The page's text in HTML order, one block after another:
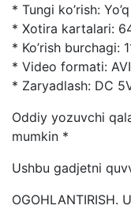
* Tungi ko’rish: Yo’q
* Xotira kartalari:
* Ko’rish burchagi:
* Video formati: AVI
* Zaryadlash: DC
Oddiy yozuvchi
mumkin *
Ushbu gadjetni
OGOHLANTIRISH.